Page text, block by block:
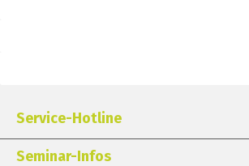
Service-Hotline
Seminar-Infos